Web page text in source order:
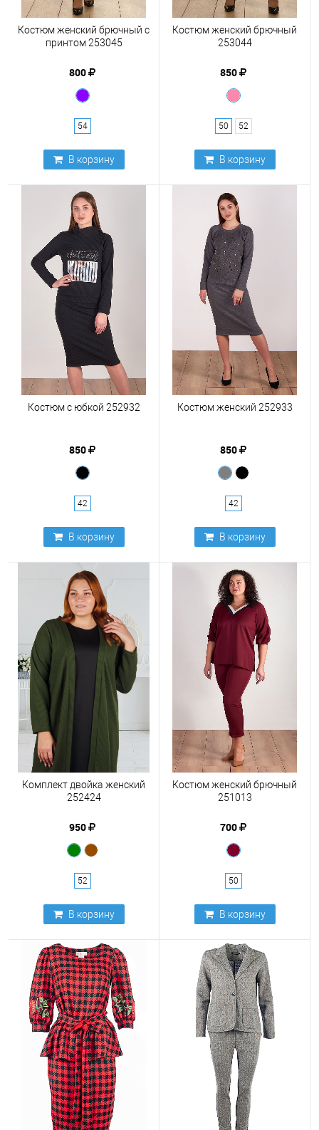
Костюм женский брючный с
принтом 253045
800
54
В корзину
Костюм женский брючный
253044
850
50 52
В корзину
Костюм с юбкой 252932
850
42
В корзину
Костюм женский 252933
850
42
В корзину
Комплект двойка женский
252424
950
52
В корзину
Костюм женский брючный
251013
700
50
В корзину